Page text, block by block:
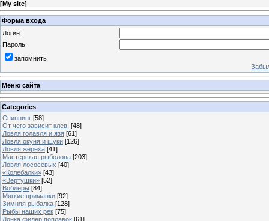
[My site]
Форма входа
Логин:
Пароль:
запомнить
Меню сайта
Categories
Спиннинг [58]
От чего зависит клев. [48]
Ловля голавля и язя [61]
Ловля окуня и щуки [126]
Ловля жереха [41]
Мастерская рыболова [203]
Ловля лососевых [40]
«Колебалки» [43]
«Вертушки» [52]
Воблеры [84]
Мягкие приманки [92]
Зимняя рыбалка [128]
Рыбы наших рек [75]
Донка,фидер,поплавок [61]